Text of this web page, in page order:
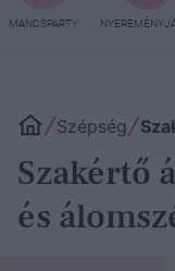
MANCSPARTY
Szépség
Szakértő
és